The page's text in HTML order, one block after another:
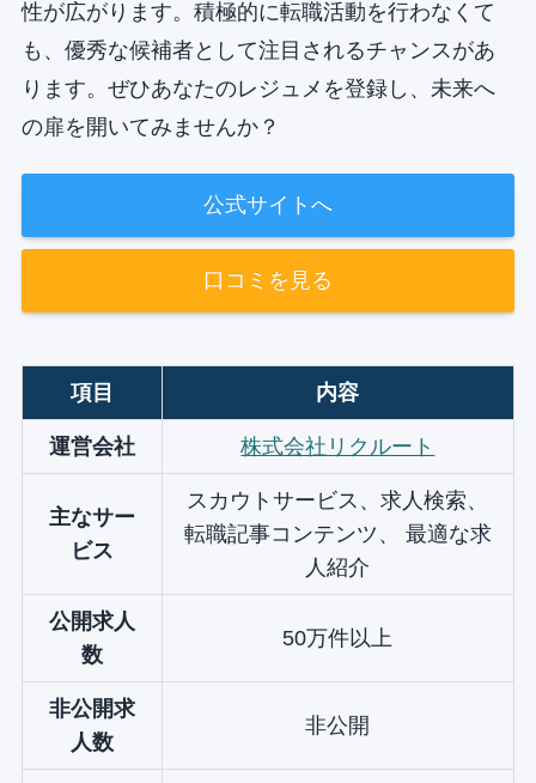
性が広がります。積極的に転職活動を行わなくて
も、優秀な候補者として注目されるチャンスがあ
ります。ぜひあなたのレジュメを登録し、未来へ
の扉を開いてみませんか？
公式サイトへ
口コミを見る
項目 内容
運営会社 株式会社リクルート
主なサー
ビス
スカウトサービス、求人検索、
転職記事コンテンツ、 最適な求
人紹介
公開求人
数
50万件以上
非公開求
人数
非公開